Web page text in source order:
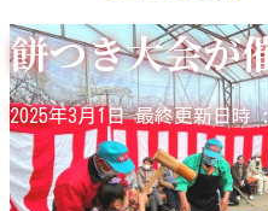
餅つき大会が
2025年3月1日 最終更新日